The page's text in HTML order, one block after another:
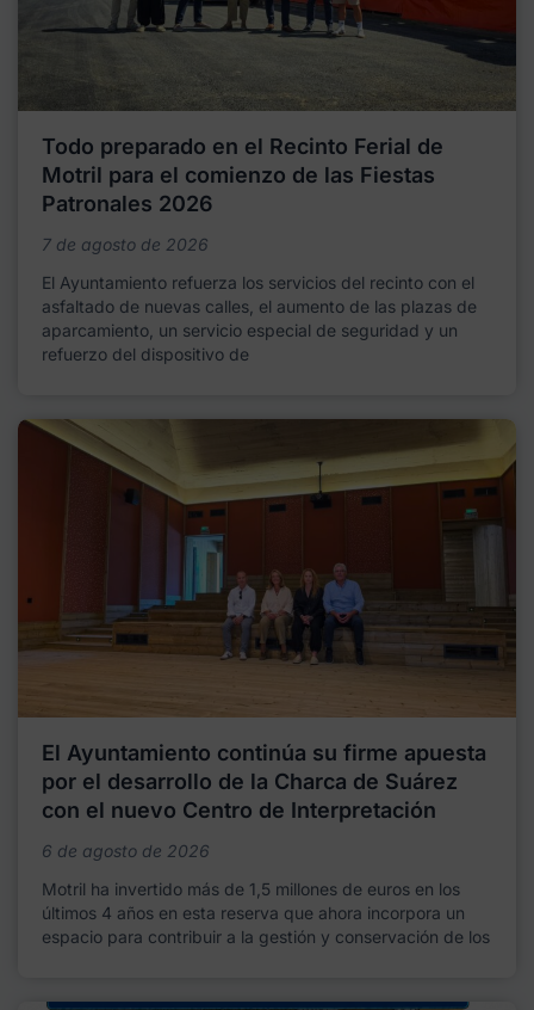
Todo preparado en el Recinto Ferial de
Motril para el comienzo de las Fiestas
Patronales 2026
7 de agosto de 2026
El Ayuntamiento refuerza los servicios del recinto con el
asfaltado de nuevas calles, el aumento de las plazas de
aparcamiento, un servicio especial de seguridad y un
refuerzo del dispositivo de
El Ayuntamiento continúa su firme apuesta
por el desarrollo de la Charca de Suárez
con el nuevo Centro de Interpretación
6 de agosto de 2026
Motril ha invertido más de 1,5 millones de euros en los
últimos 4 años en esta reserva que ahora incorpora un
espacio para contribuir a la gestión y conservación de los